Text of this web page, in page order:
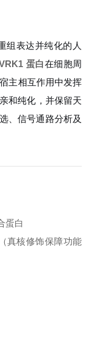
组表达并纯化的人
蛋白在细胞周
主相互作用中发挥
和纯化，并保留天
、信号通路分析及
蛋白
真核修饰保障功能